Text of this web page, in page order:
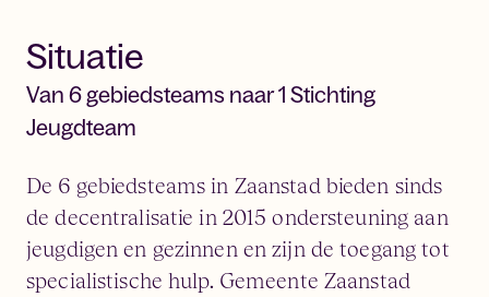
Situatie
Van 6 gebiedsteams naar 1 Stichting
Jeugdteam
De 6 gebiedsteams in Zaanstad bieden sinds
de decentralisatie in 2015 ondersteuning aan
jeugdigen en gezinnen en zijn de toegang tot
specialistische hulp. Gemeente Zaanstad